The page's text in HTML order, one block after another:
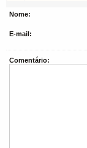
Nome:
E-mail:
Comentário: